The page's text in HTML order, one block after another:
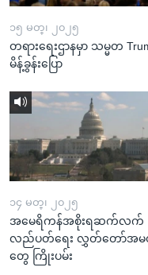
၁၅ မတ္၊ ၂၀၂၅
တရားရေးဌာနမှာ သမ္မတ
မိန့်ခွန်းပြော
၁၄ မတ္၊ ၂၀၂၅
အမေရိကန်အစိုးရဆက်လက်
လည်ပတ်ရေး လွှတ်တော်အ
တွေ ကြိုးပမ်း